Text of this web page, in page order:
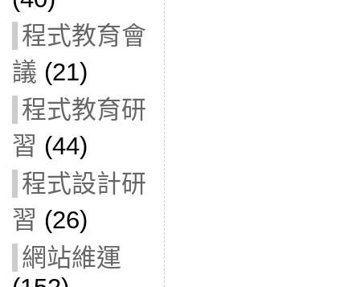
程式教育會
議 (21)
程式教育研
習 (44)
程式設計研
習 (26)
網站維運